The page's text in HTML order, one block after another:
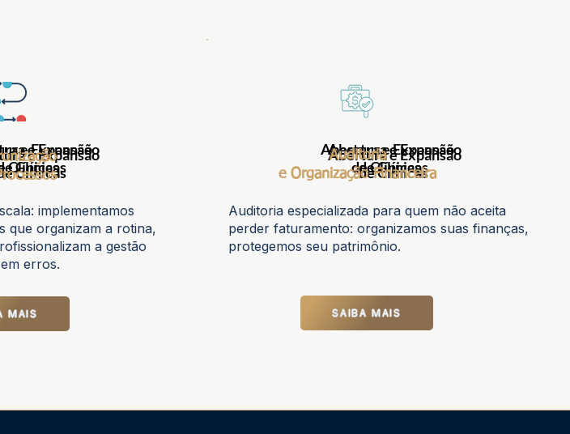
e Expansão
Clínicas
e Expansão
Clínicas
e Expansão
Clínicas
implementamos
que organizam a rotina,
a gestão
erros.
MAIS
Abertura e Expansão
de Clínicas
Abertura e Expansão
de Clínicas
Abertura e Expansão
de Clínicas
Auditoria
e Organização Financeira
Auditoria especializada para quem não aceita
perder faturamento: organizamos suas finanças,
protegemos seu patrimônio.
SAIBA MAIS